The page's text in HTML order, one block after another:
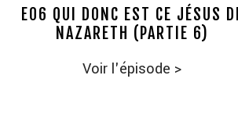
E06 QUI DONC EST CE JÉSUS
NAZARETH (PARTIE 6)
Voir l'épisode >